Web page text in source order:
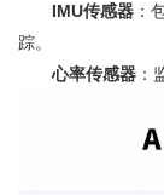
IMU传感器 ：
踪。
心率传感器 ：